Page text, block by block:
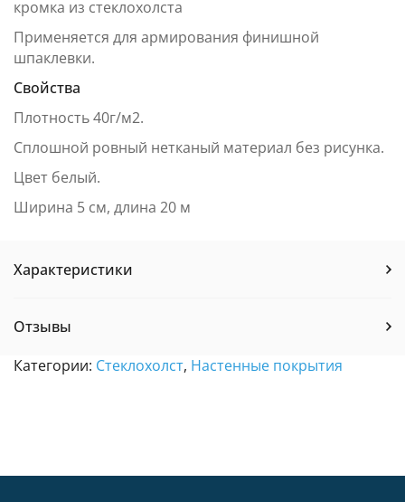
кромка из стеклохолста
Применяется для армирования финишной
шпаклевки.
Свойства
Плотность 40г/м2.
Сплошной ровный нетканый материал без рисунка.
Цвет белый.
Ширина 5 см, длина 20 м
Характеристики
Отзывы
Категории: Стеклохолст, Настенные покрытия